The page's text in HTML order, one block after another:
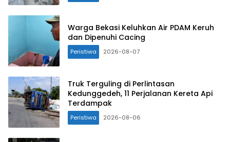
Warga Bekasi Keluhkan Air PDAM Keruh
dan Dipenuhi Cacing
Peristiwa 2026-08-07
Truk Terguling di Perlintasan
Kedunggedeh, 11 Perjalanan Kereta Api
Terdampak
Peristiwa 2026-08-06